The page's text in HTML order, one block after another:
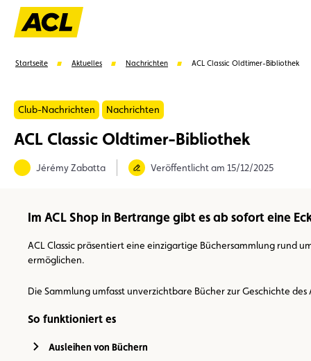
Vorschläge
Startseite Aktuelles Nachrichten ACL Classic Oldtimer-Bibliothek
Club-Nachrichten Nachrichten
ACL Classic Oldtimer-Bibliothek
Jérémy Zabatta Veröffentlicht am 15/12/2025
Im ACL Shop in Bertrange gibt es ab sofort eine
ACL Classic präsentiert eine einzigartige Büchersammlung rund
ermöglichen.
Die Sammlung umfasst unverzichtbare Bücher zur Geschichte
So funktioniert es
Ausleihen von Büchern